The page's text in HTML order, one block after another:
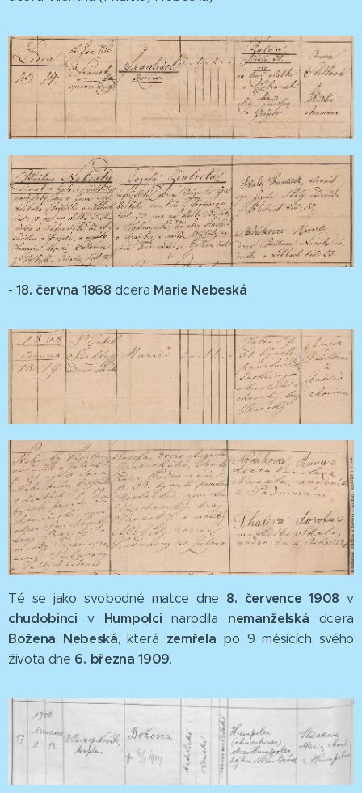
-18. června 1868 dcera Marie Nebeská
Té se jako svobodné matce dne 8. července 1908 v
chudobinci v Humpolci narodila nemanželská dcera
Božena Nebeská, která zemřela po 9 měsících svého
života dne 6. března 1909.